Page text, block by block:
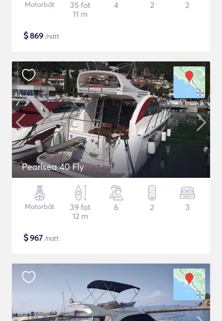
Motorbåt
35 fot
11 m
4 2 2
$869 /natt
Pearlsea 40 Fly
Motorbåt
39 fot
12 m
6 2 3
$967 /natt